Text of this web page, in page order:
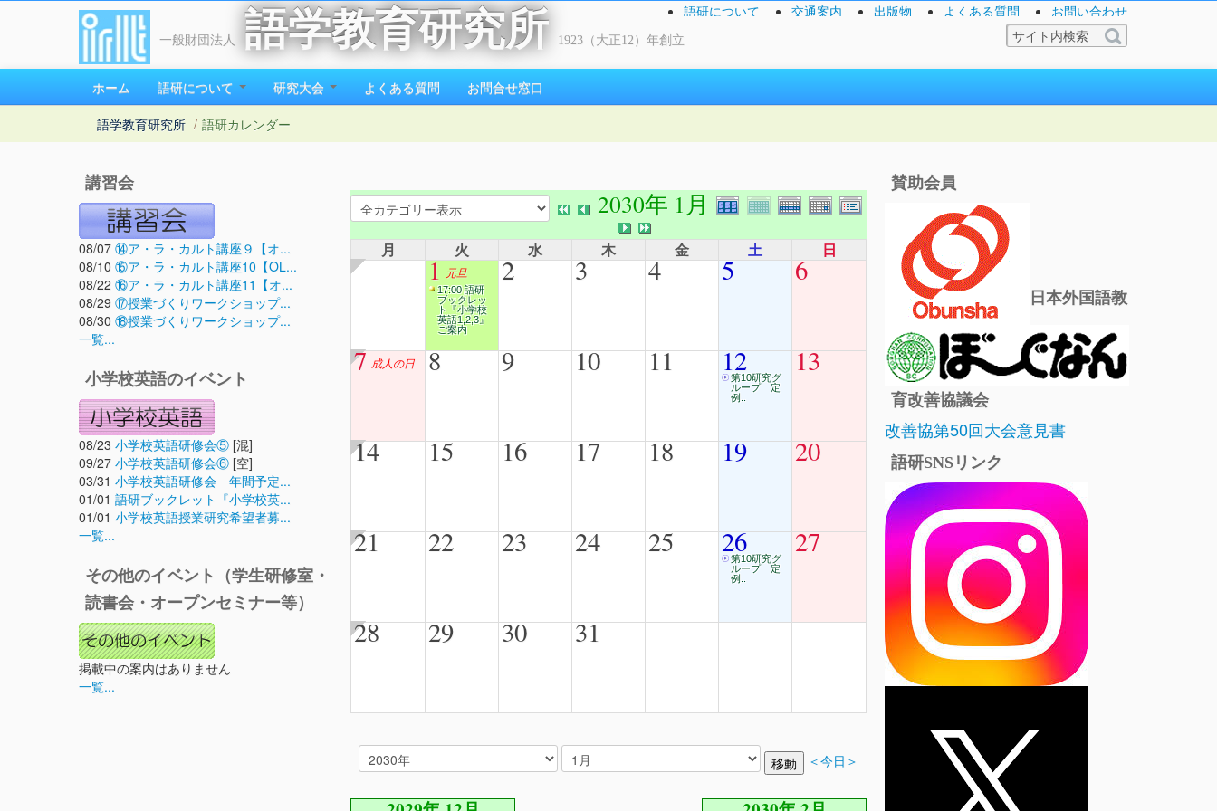
一般財団法人 語学教育研究所 1923（大正12）年創立
語研について 交通案内 出版物 よくある質問 お問い合わせ
ホーム 語研について 研究大会 よくある質問 お問合せ窓口
語学教育研究所 / 語研カレンダー
講習会
08/07 ⑭ア・ラ・カルト講座９【オ...
08/10 ⑮ア・ラ・カルト講座10【OL...
08/22 ⑯ア・ラ・カルト講座11【オ...
08/29 ⑰授業づくりワークショップ...
08/30 ⑱授業づくりワークショップ...
一覧...
小学校英語のイベント
08/23 小学校英語研修会⑤ [混]
09/27 小学校英語研修会⑥ [空]
03/31 小学校英語研修会 年間予定...
01/01 語研ブックレット『小学校英...
01/01 小学校英語授業研究希望者募...
一覧...
その他のイベント（学生研修室・
読書会・オープンセミナー等）
掲載中の案内はありません
一覧...
2030年 1月
月 火 水 木 金 土 日
1 元旦
17:00 語研
ブックレッ
ト『小学校
英語1,2,3』
ご案内
2 3 4 5 6
7 成人の日 8 9 10 11 12
第10研究グ
ループ 定
例..
13
14 15 16 17 18 19 20
21 22 23 24 25 26
第10研究グ
ループ 定
例..
27
28 29 30 31
＜今日＞
賛助会員
日本外国語教
育改善協議会
改善協第50回大会意見書
語研SNSリンク